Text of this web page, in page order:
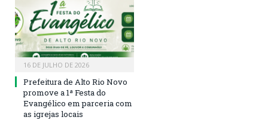
16 DE JULHO DE 2026
Prefeitura de Alto Rio Novo
promove a 1ª Festa do
Evangélico em parceria com
as igrejas locais